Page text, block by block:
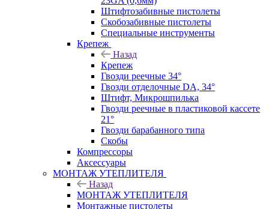
Штифтозабивные пистолеты
Скобозабивные пистолеты
Специальные инструменты
Крепеж
Назад
Крепеж
Гвозди реечные 34°
Гвозди отделочные DA, 34°
Штифт, Микрошпилька
Гвозди реечные в пластиковой кассете
21°
Гвозди барабанного типа
Скобы
Компрессоры
Аксессуары
МОНТАЖ УТЕПЛИТЕЛЯ
Назад
МОНТАЖ УТЕПЛИТЕЛЯ
Монтажные пистолеты